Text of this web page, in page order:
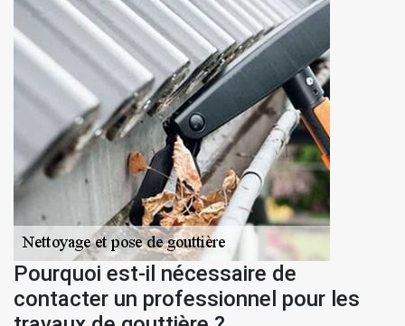
Pourquoi est-il nécessaire de
contacter un professionnel pour les